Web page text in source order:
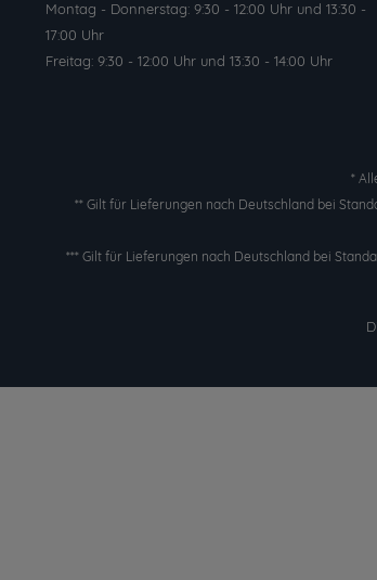
Montag - Donnerstag: 9:30 - 12:00 Uhr und 13:30 -
17:00 Uhr
Freitag: 9:30 - 12:00 Uhr und 13:30 - 14:00 Uhr
*
** Gilt für Lieferungen nach Deutschland bei
*** Gilt für Lieferungen nach Deutschland bei